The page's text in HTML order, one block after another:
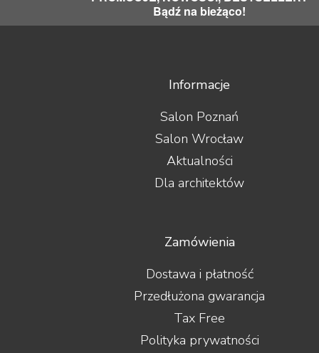
Bądź na bieżąco!
Informacje
Salon Poznań
Salon Wrocław
Aktualności
Dla architektów
Zamówienia
Dostawa i płatność
Przedłużona gwarancja
Tax Free
Polityka prywatności